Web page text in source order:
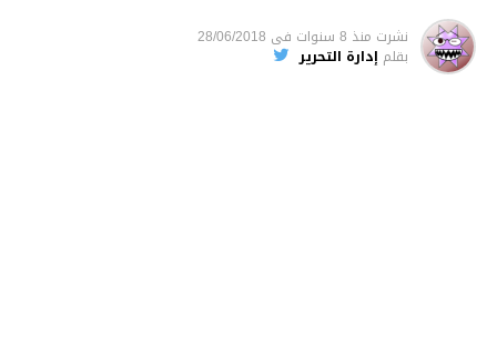
نشرت منذ 8 سنوات فى 28/06/2018
بقلم إدارة التحرير